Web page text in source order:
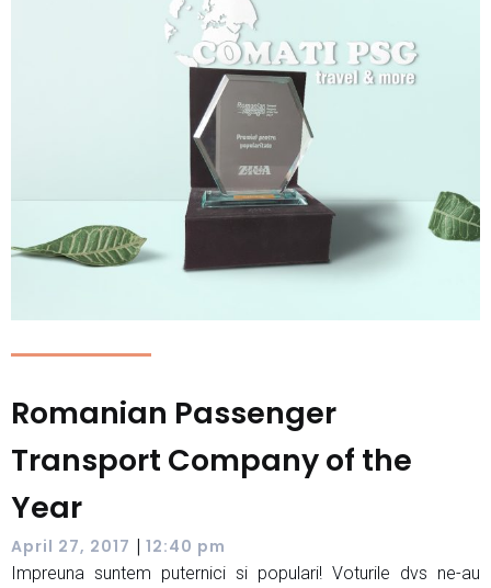
Romanian Passenger
Transport Company of the
Year
April 27, 2017 | 12:40 pm
Impreuna suntem puternici si populari! Voturile dvs ne-au